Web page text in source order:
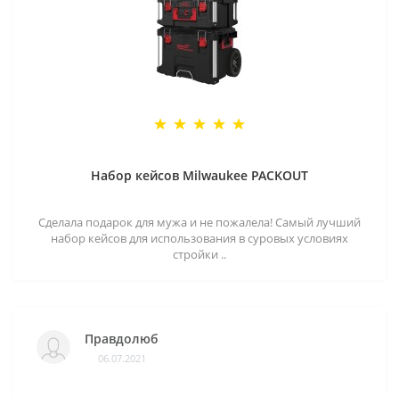
Набор кейсов Milwaukee PACKOUT
Сделала подарок для мужа и не пожалела! Самый лучший
набор кейсов для использования в суровых условиях
стройки ..
Правдолюб
06.07.2021